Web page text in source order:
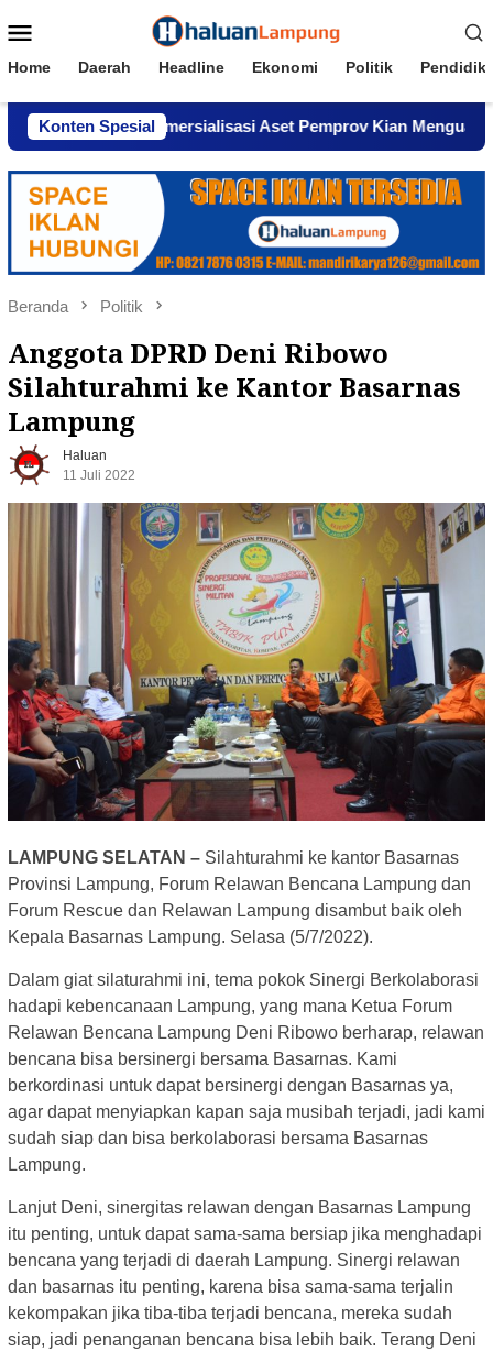
ke
Mobile
Home Daerah Headline Ekonomi Politik
Konten Spesial
Komersialisasi Aset Pemprov Kian Menguat
Beranda Politik
Anggota DPRD Deni Ribowo
Silahturahmi ke Kantor Basarnas
Lampung
Haluan
11 Juli 2022
LAMPUNG SELATAN – Silahturahmi ke kantor Basarnas
Provinsi Lampung, Forum Relawan Bencana Lampung dan
Forum Rescue dan Relawan Lampung disambut baik oleh
Kepala Basarnas Lampung. Selasa (5/7/2022).
Dalam giat silaturahmi ini, tema pokok Sinergi Berkolaborasi
hadapi kebencanaan Lampung, yang mana Ketua Forum
Relawan Bencana Lampung Deni Ribowo berharap, relawan
bencana bisa bersinergi bersama Basarnas. Kami
berkordinasi untuk dapat bersinergi dengan Basarnas ya,
agar dapat menyiapkan kapan saja musibah terjadi, jadi kami
sudah siap dan bisa berkolaborasi bersama Basarnas
Lampung.
Lanjut Deni, sinergitas relawan dengan Basarnas Lampung
itu penting, untuk dapat sama-sama bersiap jika menghadapi
bencana yang terjadi di daerah Lampung. Sinergi relawan
dan basarnas itu penting, karena bisa sama-sama terjalin
kekompakan jika tiba-tiba terjadi bencana, mereka sudah
siap, jadi penanganan bencana bisa lebih baik. Terang Deni